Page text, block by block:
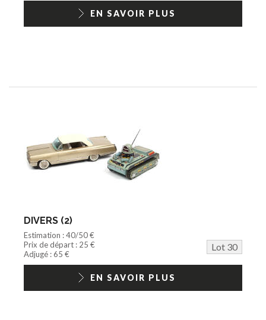
EN SAVOIR PLUS
DIVERS (2)
Estimation : 40/50 €
Prix de départ : 25 €
Lot 30
Adjugé : 65 €
EN SAVOIR PLUS